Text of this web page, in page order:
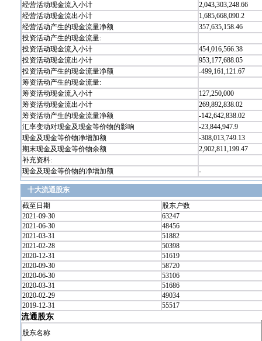
经营活动现金流入小计
2,043,303,248.66
经营活动现金流出小计
1,685,668,090.2
经营活动产生的现金流量净额
357,635,158.46
投资活动产生的现金流量:
投资活动现金流入小计
454,016,566.38
投资活动现金流出小计
953,177,688.05
投资活动产生的现金流量净额
-499,161,121.67
筹资活动产生的现金流量:
筹资活动现金流入小计
127,250,000
筹资活动现金流出小计
269,892,838.02
筹资活动产生的现金流量净额
-142,642,838.02
汇率变动对现金及现金等价物的影响
-23,844,947.9
现金及现金等价物净增加额
-308,013,749.13
期末现金及现金等价物余额
2,902,811,199.47
补充资料:
现金及现金等价物的净增加额
-
十大流通股东
截至日期
股东户数
2021-09-30
63247
2021-06-30
48456
2021-03-31
51882
2021-02-28
50398
2020-12-31
51619
2020-09-30
58720
2020-06-30
53106
2020-03-31
51686
2020-02-29
49034
2019-12-31
55517
流通股东
股东名称